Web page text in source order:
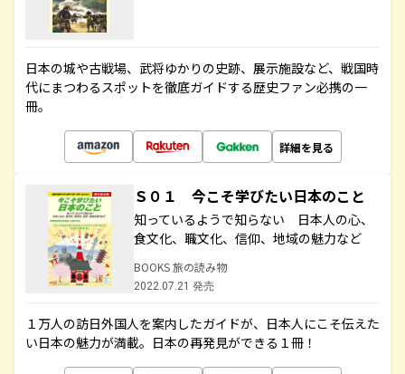
日本の城や古戦場、武将ゆかりの史跡、展示施設など、戦国時
代にまつわるスポットを徹底ガイドする歴史ファン必携の一
冊。
詳細を見る
Ｓ０１ 今こそ学びたい日本のこと
知っているようで知らない 日本人の心、
食文化、職文化、信仰、地域の魅力など
BOOKS 旅の読み物
2022.07.21 発売
１万人の訪日外国人を案内したガイドが、日本人にこそ伝えた
い日本の魅力が満載。日本の再発見ができる１冊！